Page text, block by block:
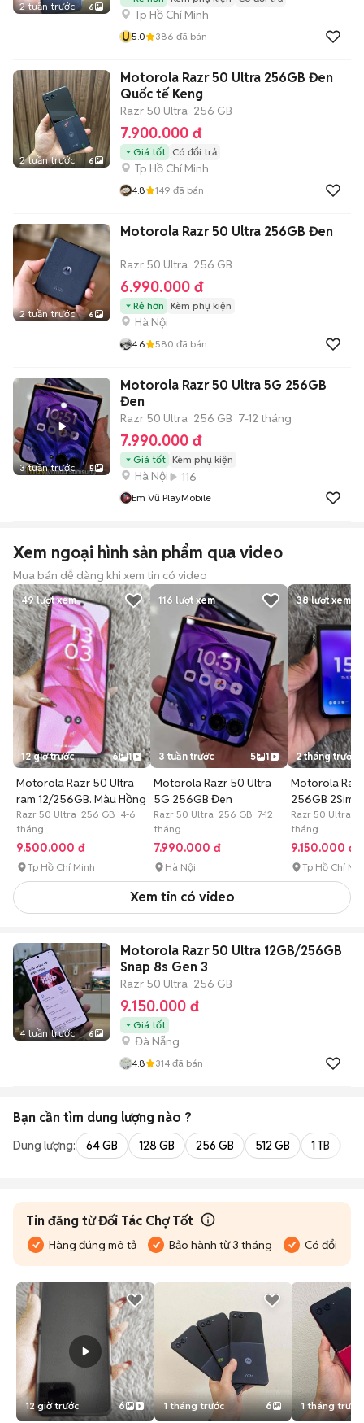
2 tuần trước 6
Tp Hồ Chí Minh
U5.0 386 đã bán
2 tuần trước 6
Motorola Razr 50 Ultra 256GB Đen
Quốc tế Keng
Razr 50 Ultra 256 GB
7.900.000 đ
Giá tốt Có đổi trả
Tp Hồ Chí Minh
4.8 149 đã bán
2 tuần trước 6
Motorola Razr 50 Ultra 256GB Đen
Razr 50 Ultra 256 GB
6.990.000 đ
Rẻ hơn Kèm phụ kiện
Hà Nội
4.6 580 đã bán
3 tuần trước 5
Motorola Razr 50 Ultra 5G 256GB
Đen
Razr 50 Ultra 256 GB 7-12 tháng
7.990.000 đ
Giá tốt Kèm phụ kiện
Hà Nội 116
Em Vũ PlayMobile
Xem ngoại hình sản phẩm qua video
Mua bán dễ dàng khi xem tin có video
49lượt xem
12 giờ trước 6 1
Motorola Razr 50 Ultra
ram 12/256GB. Màu Hồng
Razr 50 Ultra 256 GB 4-6
tháng
9.500.000 đ
Tp Hồ Chí Minh
116 lượt xem
3 tuần trước 5 1
Motorola Razr 50 Ultra
5G 256GB Đen
Razr 50 Ultra 256 GB 7-12
tháng
7.990.000 đ
Hà Nội
38lượt xem
2 tháng trước
Motorola
256GB 2Sim.
Đen
Razr 50 Ultra
tháng
9.150.000 đ
Tp Hồ Chí
Xem tin có video
4 tuần trước 6
Motorola Razr 50 Ultra 12GB/256GB
Snap 8s Gen 3
Razr 50 Ultra 256 GB
9.150.000 đ
Giá tốt
Đà Nẵng
4.8 314 đã bán
Bạn cần tìm dung lượng nào ?
Dung lượng: 64 GB 128 GB 256 GB 512 GB 1 TB
Tin đăng từ Đối Tác Chợ Tốt
Hàng đúng mô tả Bảo hành từ 3 tháng Có đổi trả
12 giờ trước 6 1 tháng trước 6 1 tháng trước